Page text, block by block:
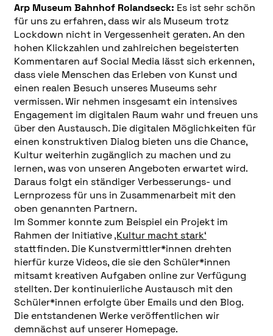
Arp Museum Bahnhof Rolandseck: Es ist sehr schön
für uns zu erfahren, dass wir als Museum trotz
Lockdown nicht in Vergessenheit geraten. An den
hohen Klickzahlen und zahlreichen begeisterten
Kommentaren auf Social Media lässt sich erkennen,
dass viele Menschen das Erleben von Kunst und
einen realen Besuch unseres Museums sehr
vermissen. Wir nehmen insgesamt ein intensives
Engagement im digitalen Raum wahr und freuen uns
über den Austausch. Die digitalen Möglichkeiten für
einen konstruktiven Dialog bieten uns die Chance,
Kultur weiterhin zugänglich zu machen und zu
lernen, was von unseren Angeboten erwartet wird.
Daraus folgt ein ständiger Verbesserungs- und
Lernprozess für uns in Zusammenarbeit mit den
oben genannten Partnern.
Im Sommer konnte zum Beispiel ein Projekt im
Rahmen der Initiative‚Kultur macht stark‘
stattfinden. Die Kunstvermittler*innen drehten
hierfür kurze Videos, die sie den Schüler*innen
mitsamt kreativen Aufgaben online zur Verfügung
stellten. Der kontinuierliche Austausch mit den
Schüler*innen erfolgte über Emails und den Blog.
Die entstandenen Werke veröffentlichen wir
demnächst auf unserer Homepage.